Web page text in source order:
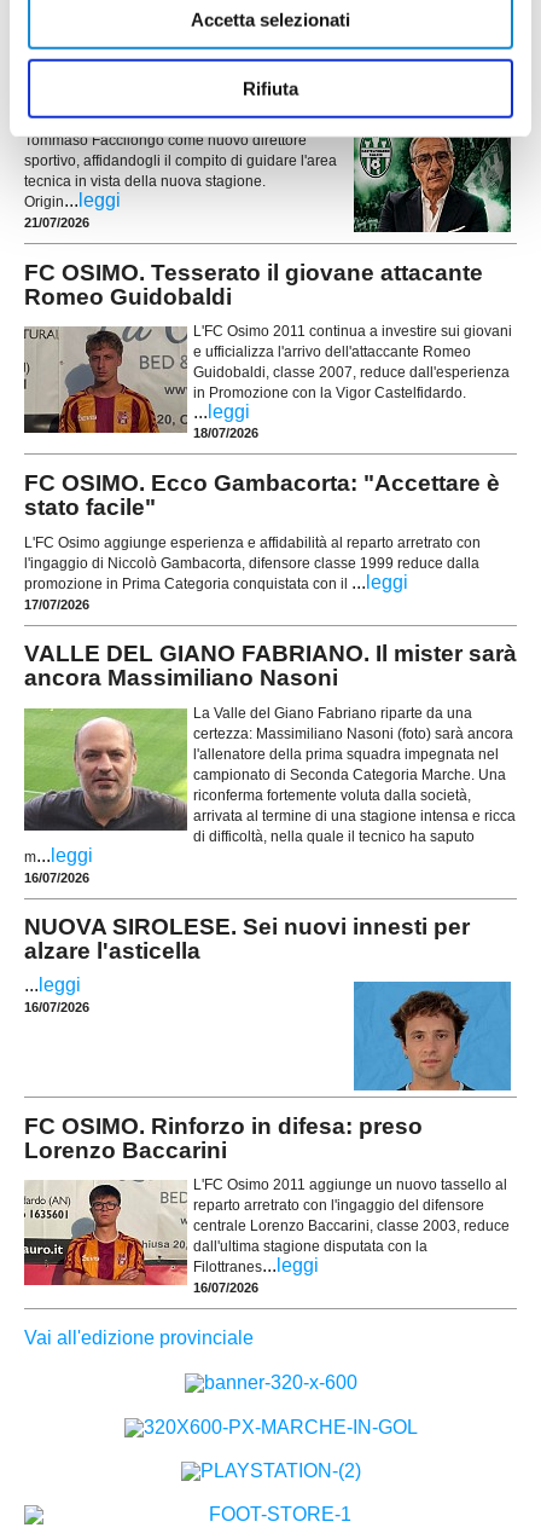
Accetta selezionati
Rifiuta
CASTELFIDARDO. Ecco chi è il nuovo
Il Castelfidardo ha ufficializzato la nomina di
Tommaso Faccilongo come nuovo direttore
sportivo, affidandogli il compito di guidare l'area
tecnica in vista della nuova stagione.
Origin... leggi
21/07/2026
FC OSIMO. Tesserato il giovane attacante
Romeo Guidobaldi
L'FC Osimo 2011 continua a investire sui giovani
e ufficializza l'arrivo dell'attaccante Romeo
Guidobaldi, classe 2007, reduce dall'esperienza
in Promozione con la Vigor Castelfidardo.
... leggi
18/07/2026
FC OSIMO. Ecco Gambacorta: "Accettare è
stato facile"
L'FC Osimo aggiunge esperienza e affidabilità al reparto arretrato con
l'ingaggio di Niccolò Gambacorta, difensore classe 1999 reduce dalla
promozione in Prima Categoria conquistata con il ... leggi
17/07/2026
VALLE DEL GIANO FABRIANO. Il mister sarà
ancora Massimiliano Nasoni
La Valle del Giano Fabriano riparte da una
certezza: Massimiliano Nasoni (foto) sarà ancora
l'allenatore della prima squadra impegnata nel
campionato di Seconda Categoria Marche. Una
riconferma fortemente voluta dalla società,
arrivata al termine di una stagione intensa e ricca
di difficoltà, nella quale il tecnico ha saputo
m... leggi
16/07/2026
NUOVA SIROLESE. Sei nuovi innesti per
alzare l'asticella
... leggi
16/07/2026
FC OSIMO. Rinforzo in difesa: preso
Lorenzo Baccarini
L'FC Osimo 2011 aggiunge un nuovo tassello al
reparto arretrato con l'ingaggio del difensore
centrale Lorenzo Baccarini, classe 2003, reduce
dall'ultima stagione disputata con la
Filottranes... leggi
16/07/2026
Vai all'edizione provinciale